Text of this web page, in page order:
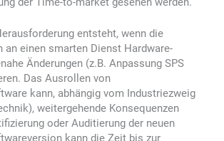
entsteht, wenn die
an einen smarten Dienst Hardware-
Änderungen (z.B. Anpassung SPS
Das Ausrollen von
kann, abhängig vom Industriezweig
weitergehende Konsequenzen
oder Auditierung der neuen
kann die Zeit bis zur